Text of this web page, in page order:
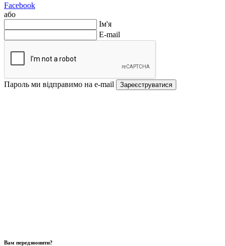
Facebook
або
Ім'я
E-mail
Пароль ми відправимо на e-mail Зареєструватися
Вам передзвонити?